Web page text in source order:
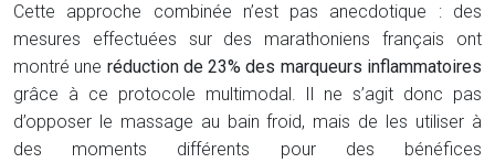
Cette approche combinée n’est pas anecdotique : des
mesures effectuées sur des marathoniens français ont
montré une réduction de 23% des marqueurs inflammatoires
grâce à ce protocole multimodal. Il ne s’agit donc pas
d’opposer le massage au bain froid, mais de les utiliser à
des moments différents pour des bénéfices